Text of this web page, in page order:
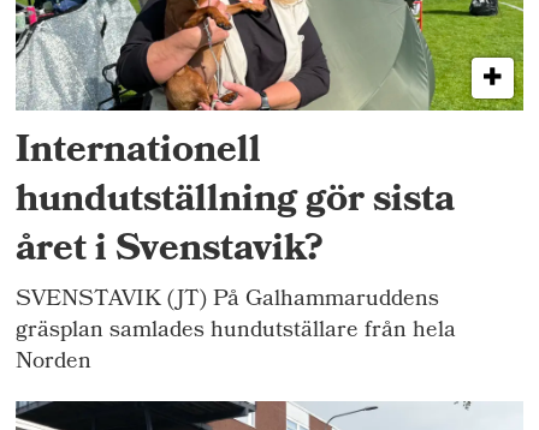
Internationell
hundutställning gör sista
året i Svenstavik?
SVENSTAVIK (JT) På Galhammaruddens
gräsplan samlades hundutställare från hela
Norden